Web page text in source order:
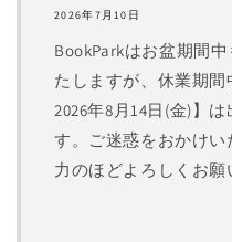
2026年7月10日
BookParkはお盆期間
たしますが、休業期間
2026年8月14日(金)】
す。ご迷惑をおかけ
力のほどよろしくお願